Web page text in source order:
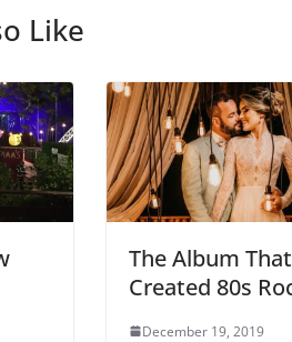
Like
The Album That
Created 80s
December 19, 2019